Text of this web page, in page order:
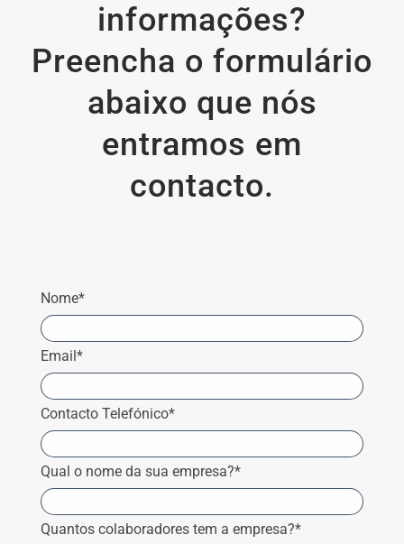
informações?
Preencha o formulário
abaixo que nós
entramos em
contacto.
Nome*
Email*
Contacto Telefónico*
Qual o nome da sua empresa?*
Quantos colaboradores tem a empresa?*